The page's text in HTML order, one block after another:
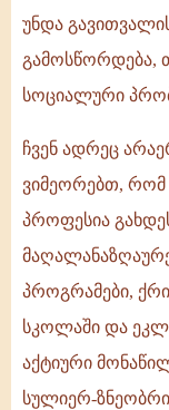
უნდა
გამოსწორდება,
სოციალური
ჩვენ ადრეც
ვიმეორებთ, რომ
პროფესია
პროგრამები,
სკოლაში და
აქტიური
სულიერ-